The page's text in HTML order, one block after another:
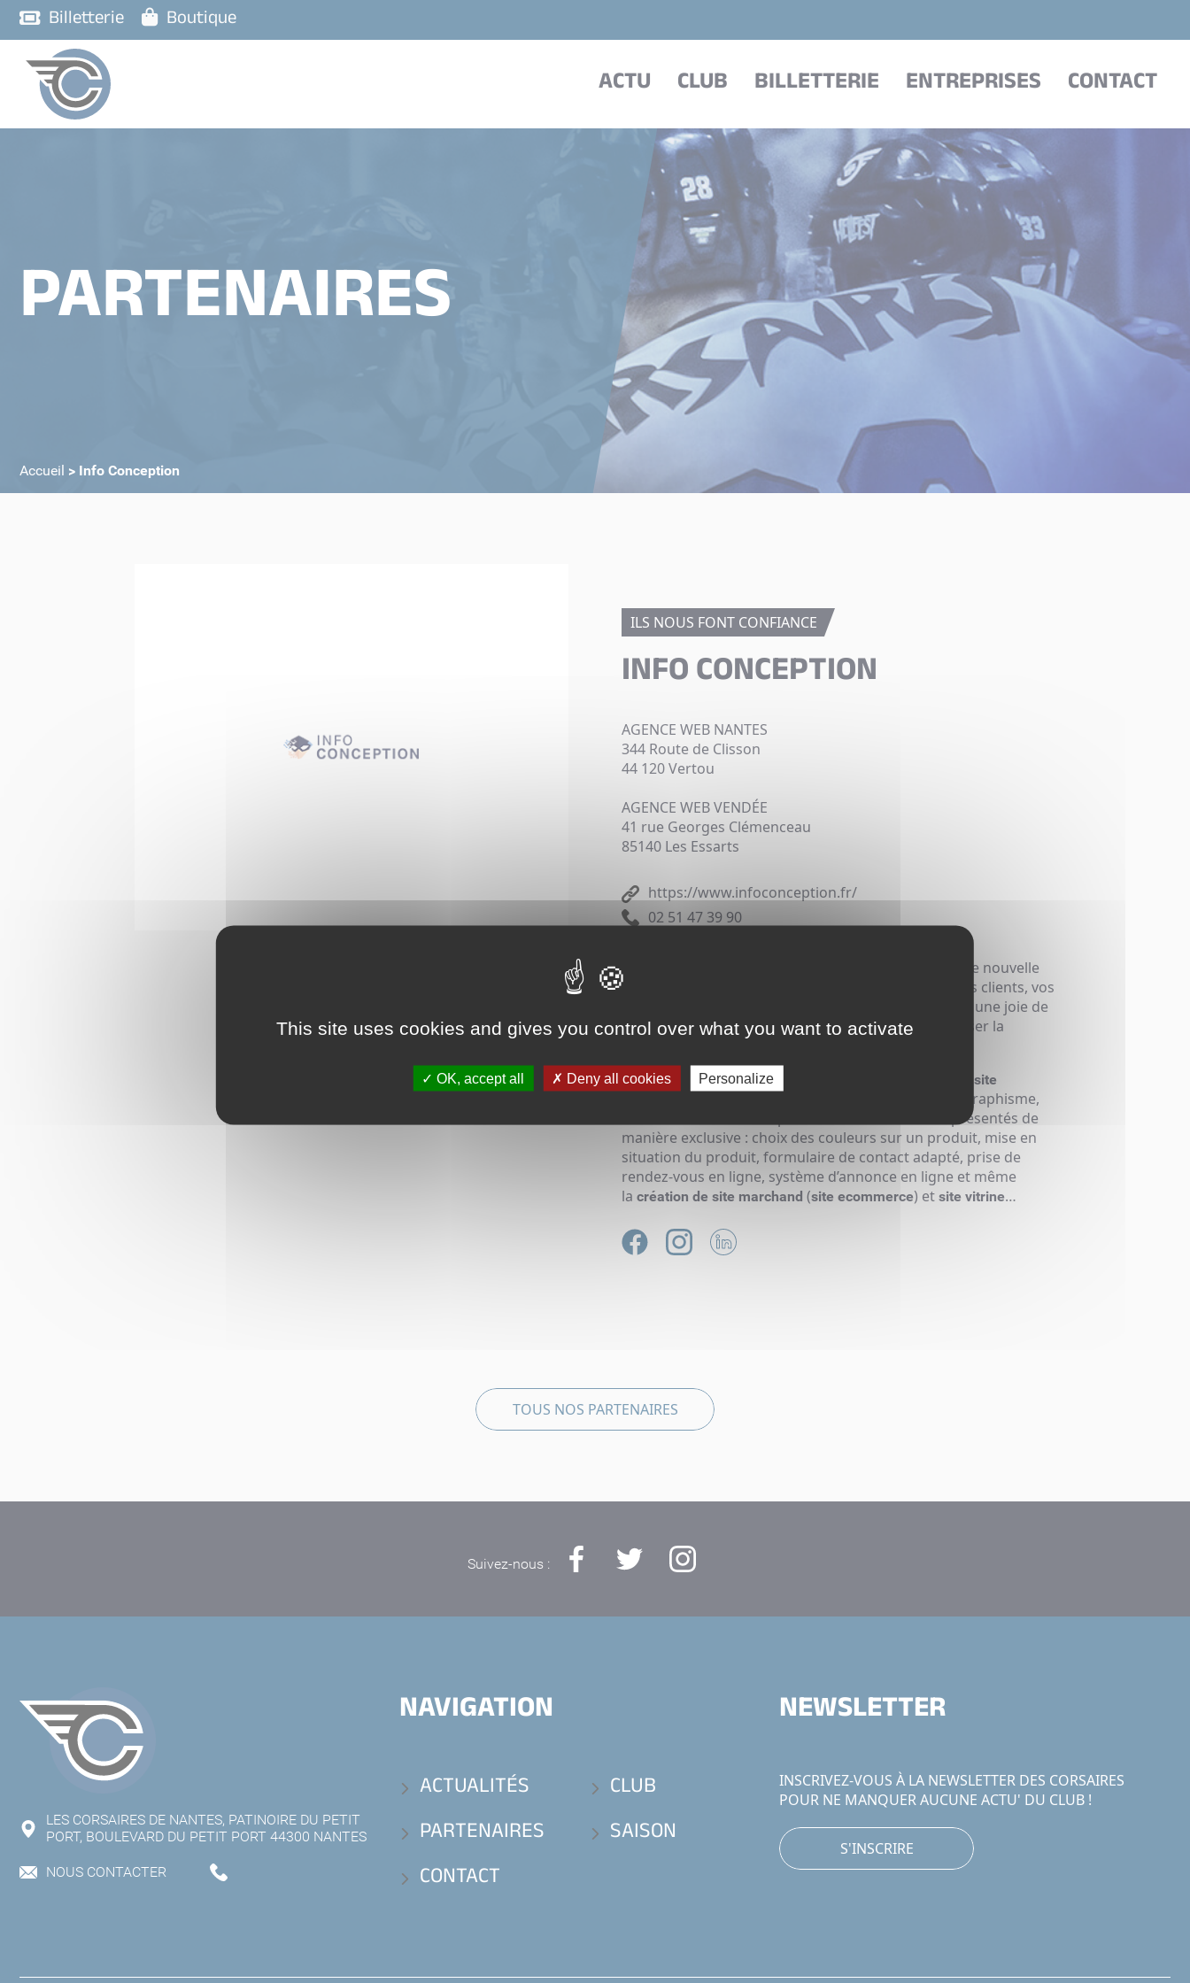
Billetterie Boutique
ACTU CLUB BILLETTERIE ENTREPRISES CONTACT
PARTENAIRES
Accueil > Info Conception
ILS NOUS FONT CONFIANCE
INFO CONCEPTION
AGENCE WEB NANTES
344 Route de Clisson
44 120 Vertou
AGENCE WEB VENDÉE
41 rue Georges Clémenceau
85140 Les Essarts
https://www.infoconception.fr/
02 51 47 39 90
Peu importe votre domaine d’activité, optez pour une nouvelle
tactique : offrez un support, une référence web à vos clients, vos
collaborateurs. Notre équipe de super-héros se fera une joie de
passer vos besoins aux rayons X afin de vous proposer la
La réalisation d’unsite sur-mesure
site
unique en matière de fonctionnalités et de graphisme,
tout est réalisable. Vos produits ou services sont présentés de
manière exclusive : choix des couleurs sur un produit, mise en
situation du produit, formulaire de contact adapté, prise de
rendez-vous en ligne, système d’annonce en ligne et même
la création de site marchand (site ecommerce) et site vitrine…
TOUS NOS PARTENAIRES
Suivez-nous :
LES CORSAIRES DE NANTES, PATINOIRE DU PETIT
PORT, BOULEVARD DU PETIT PORT 44300 NANTES
NOUS CONTACTER
NAVIGATION
ACTUALITÉS
CLUB
PARTENAIRES
SAISON
CONTACT
NEWSLETTER
INSCRIVEZ-VOUS À LA NEWSLETTER DES CORSAIRES
POUR NE MANQUER AUCUNE ACTU' DU CLUB !
S'INSCRIRE
This site uses cookies and gives you control over what you want to activate
OK, accept all Deny all cookies Personalize